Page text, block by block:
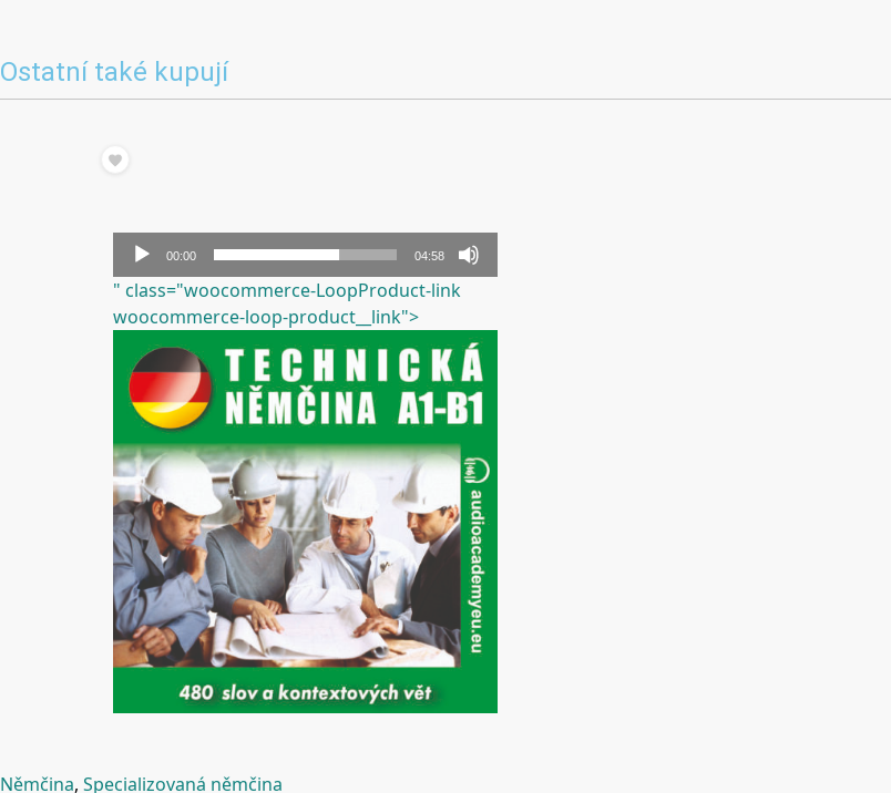
Ostatní také kupují
Audio
přehrávač
00:00 04:58
" class="woocommerce-LoopProduct-link
woocommerce-loop-product__link">
Němčina, Specializovaná němčina